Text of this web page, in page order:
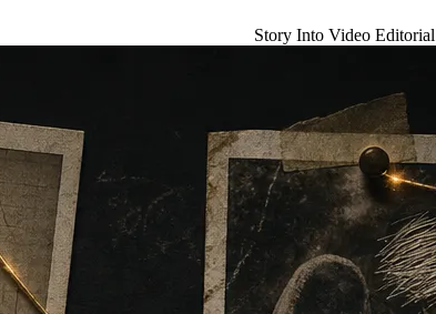
Story Into Video Editorial